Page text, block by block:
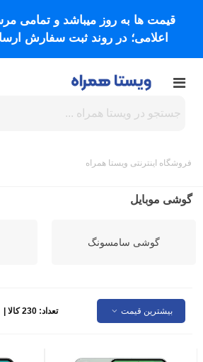
قیمت ها به روز میباشد و تمامی
اعلامی؛ در روند ثبت سفارش
فروشگاه اینترنتی ویستا همراه
گوشی موبایل
گوشی سامسونگ
بیشترین قیمت تعداد: 230 کالا |